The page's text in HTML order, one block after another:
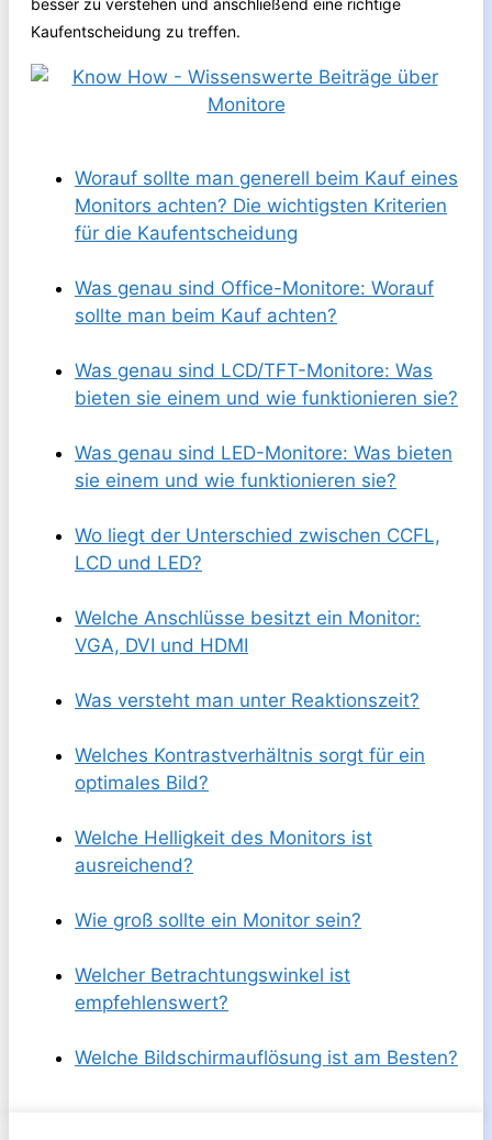
besser zu verstehen und anschließend eine richtige
Kaufentscheidung zu treffen.
Worauf sollte man generell beim Kauf eines
Monitors achten? Die wichtigsten Kriterien
für die Kaufentscheidung
Was genau sind Office-Monitore: Worauf
sollte man beim Kauf achten?
Was genau sind LCD/TFT-Monitore: Was
bieten sie einem und wie funktionieren sie?
Was genau sind LED-Monitore: Was bieten
sie einem und wie funktionieren sie?
Wo liegt der Unterschied zwischen CCFL,
LCD und LED?
Welche Anschlüsse besitzt ein Monitor:
VGA, DVI und HDMI
Was versteht man unter Reaktionszeit?
Welches Kontrastverhältnis sorgt für ein
optimales Bild?
Welche Helligkeit des Monitors ist
ausreichend?
Wie groß sollte ein Monitor sein?
Welcher Betrachtungswinkel ist
empfehlenswert?
Welche Bildschirmauflösung ist am Besten?